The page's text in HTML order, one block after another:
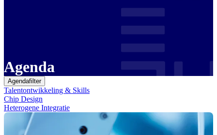
Agenda
Agendafilter
Talentontwikkeling & Skills
Chip Design
Heterogene Integratie